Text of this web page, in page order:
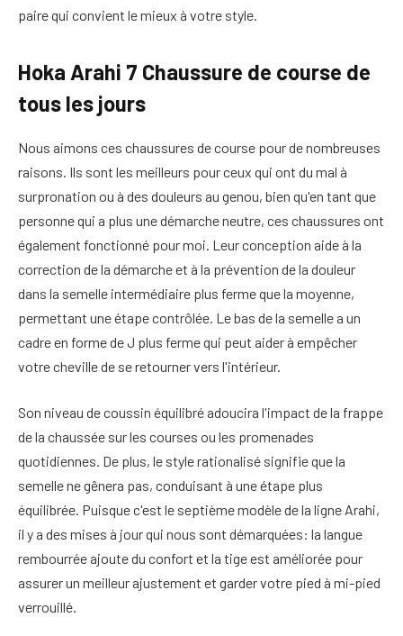
paire qui convient le mieux à votre style.
Hoka Arahi 7 Chaussure de course de
tous les jours
Nous aimons ces chaussures de course pour de nombreuses
raisons. Ils sont les meilleurs pour ceux qui ont du mal à
surpronation ou à des douleurs au genou, bien qu'en tant que
personne qui a plus une démarche neutre, ces chaussures ont
également fonctionné pour moi. Leur conception aide à la
correction de la démarche et à la prévention de la douleur
dans la semelle intermédiaire plus ferme que la moyenne,
permettant une étape contrôlée. Le bas de la semelle a un
cadre en forme de J plus ferme qui peut aider à empêcher
votre cheville de se retourner vers l'intérieur.
Son niveau de coussin équilibré adoucira l'impact de la frappe
de la chaussée sur les courses ou les promenades
quotidiennes. De plus, le style rationalisé signifie que la
semelle ne gênera pas, conduisant à une étape plus
équilibrée. Puisque c'est le septième modèle de la ligne Arahi,
il y a des mises à jour qui nous sont démarquées: la langue
rembourrée ajoute du confort et la tige est améliorée pour
assurer un meilleur ajustement et garder votre pied à mi-pied
verrouillé.